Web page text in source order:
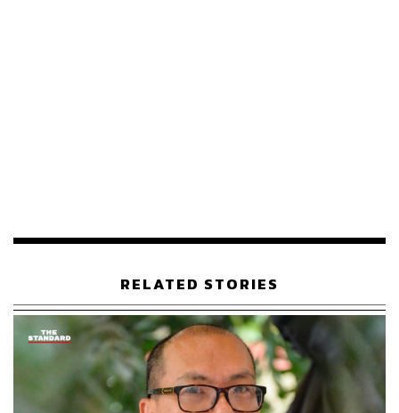
ทำให้ประเทศไทยน่าอยู่ เพราะเกี่ยวข้องกับการกระจายอำ
นาจ คุณภาพชีวิตที่ดี สิทธิเสรีภาพ การศึกษา เกี่ยวข้องกับ
การทำให้รัฐทันสมัยและมีอนาคตที่เปิดกว้างสำหรับทุกคน
ไม่ใช่ติดล็อกอยู่กับยุทธศาสตร์ชาติ 20 ปี รัฐควรเลือกลงทุน
อย่างถูกจุด คือ ลงทุนในคน ในเมือง ในดิจิทัล และในความ
RELATED STORIES